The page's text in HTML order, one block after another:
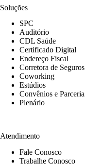
Soluções
SPC
Auditório
CDL Saúde
Certificado Digital
Endereço Fiscal
Corretora de Seguros
Coworking
Estúdios
Convênios e
Plenário
Atendimento
Fale Conosco
Trabalhe Conosco